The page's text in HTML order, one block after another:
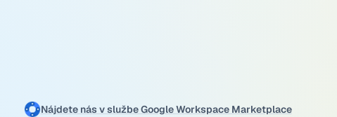
Nájdete nás v službe Google Workspace Marketplace